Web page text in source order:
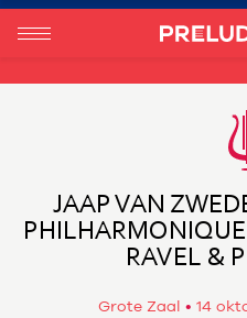
JAAP VAN
RAVEL &
Grote Zaal 14